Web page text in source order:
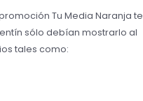
Tu Media Naranja te
sólo debían mostrarlo al
tales como: